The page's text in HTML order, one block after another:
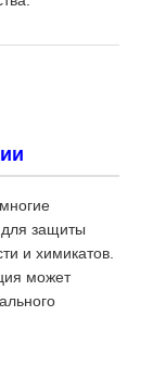
защиты
и химикатов.
может